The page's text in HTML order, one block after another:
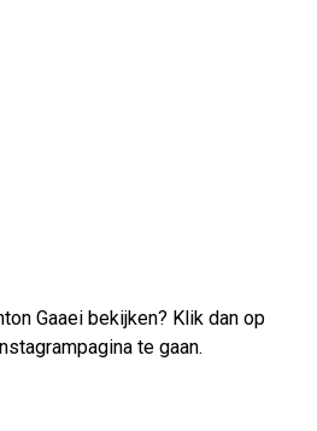
Gaaei bekijken? Klik dan op
te gaan.